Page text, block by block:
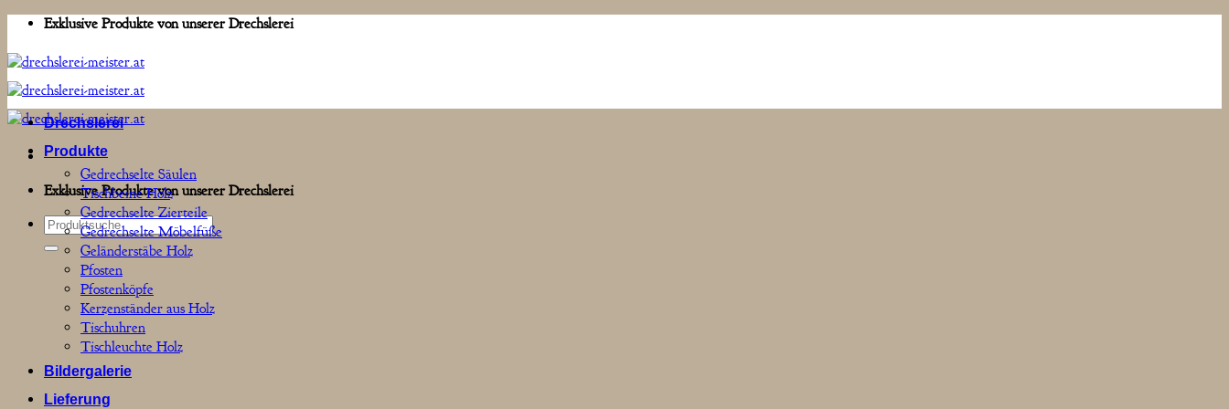
Zum
springen
Exklusive Produkte von unserer Drechslerei
Exklusive Produkte von unserer Drechslerei
Suchen
nach:
Drechslerei
Produkte
Gedrechselte Säulen
Tischbeine Holz
Gedrechselte Zierteile
Gedrechselte Möbelfüße
Geländerstäbe Holz
Pfosten
Pfostenköpfe
Kerzenständer aus Holz
Tischuhren
Tischleuchte Holz
Bildergalerie
Lieferung